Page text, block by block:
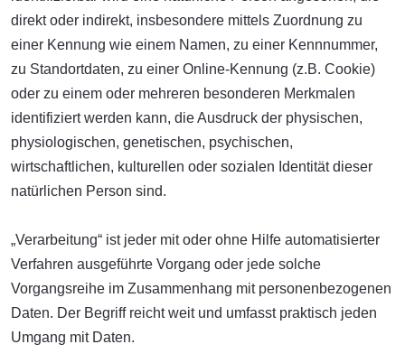
direkt oder indirekt, insbesondere mittels Zuordnung zu
einer Kennung wie einem Namen, zu einer Kennnummer,
zu Standortdaten, zu einer Online-Kennung (z.B. Cookie)
oder zu einem oder mehreren besonderen Merkmalen
identifiziert werden kann, die Ausdruck der physischen,
physiologischen, genetischen, psychischen,
wirtschaftlichen, kulturellen oder sozialen Identität dieser
natürlichen Person sind.
„Verarbeitung“ ist jeder mit oder ohne Hilfe automatisierter
Verfahren ausgeführte Vorgang oder jede solche
Vorgangsreihe im Zusammenhang mit personenbezogenen
Daten. Der Begriff reicht weit und umfasst praktisch jeden
Umgang mit Daten.